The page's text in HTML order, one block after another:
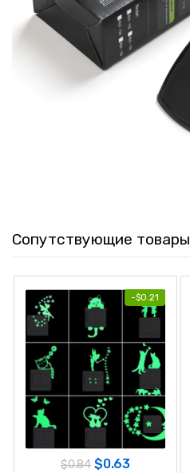
Сопутствующие товары
-$0.21
$0.84 $0.63